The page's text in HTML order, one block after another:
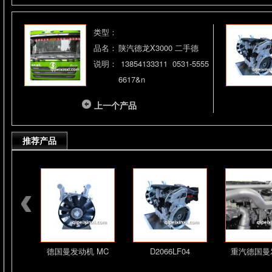
类型：
品名： 陕汽德龙X3000 二手德
说明：
13854133311 0531-5555
6617&n
上一个产品
推荐产品
德国曼发动机 MC D2066LF04 重汽德国